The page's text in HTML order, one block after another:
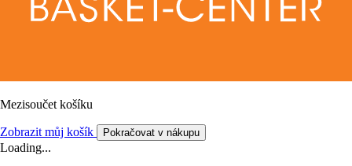
Mezisoučet košíku
Zobrazit můj košík Pokračovat v nákupu
Loading...